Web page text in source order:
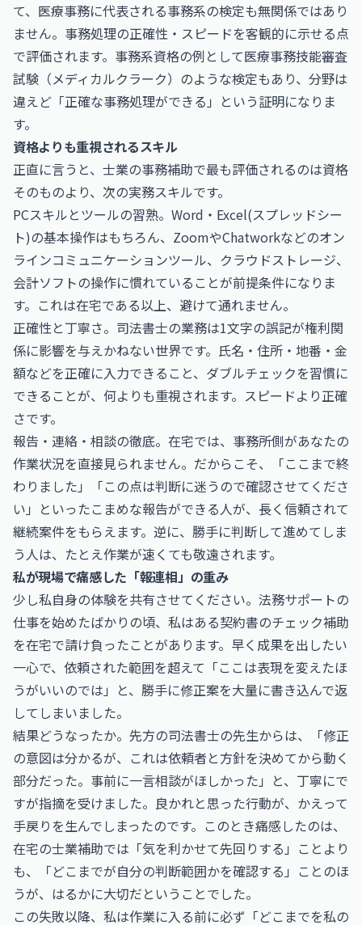
て、医療事務に代表される事務系の検定も無関係ではあり
ません。事務処理の正確性・スピードを客観的に示せる点
で評価されます。事務系資格の例として医療事務技能審査
試験（メディカルクラーク） のような検定もあり、分野は
違えど「正確な事務処理ができる」という証明になりま
す。
資格よりも重視されるスキル
正直に言うと、士業の事務補助で最も評価されるのは資格
そのものより、次の実務スキルです。
PCスキルとツールの習熟。Word・Excel(スプレッドシー
ト)の基本操作はもちろん、ZoomやChatworkなどのオン
ラインコミュニケーションツール、クラウドストレージ、
会計ソフトの操作に慣れていることが前提条件になりま
す。これは在宅である以上、避けて通れません。
正確性と丁寧さ。司法書士の業務は1文字の誤記が権利関
係に影響を与えかねない世界です。氏名・住所・地番・金
額などを正確に入力できること、ダブルチェックを習慣に
できることが、何よりも重視されます。スピードより正確
さです。
報告・連絡・相談の徹底。在宅では、事務所側があなたの
作業状況を直接見られません。だからこそ、「ここまで終
わりました」「この点は判断に迷うので確認させてくださ
い」といったこまめな報告ができる人が、長く信頼されて
継続案件をもらえます。逆に、勝手に判断して進めてしま
う人は、たとえ作業が速くても敬遠されます。
私が現場で痛感した「報連相」の重み
少し私自身の体験を共有させてください。法務サポートの
仕事を始めたばかりの頃、私はある契約書のチェック補助
を在宅で請け負ったことがあります。早く成果を出したい
一心で、依頼された範囲を超えて「ここは表現を変えたほ
うがいいのでは」と、勝手に修正案を大量に書き込んで返
してしまいました。
結果どうなったか。先方の司法書士の先生からは、「修正
の意図は分かるが、これは依頼者と方針を決めてから動く
部分だった。事前に一言相談がほしかった」と、丁寧にで
すが指摘を受けました。良かれと思った行動が、かえって
手戻りを生んでしまったのです。このとき痛感したのは、
在宅の士業補助では「気を利かせて先回りする」ことより
も、「どこまでが自分の判断範囲かを確認する」ことのほ
うが、はるかに大切だということでした。
この失敗以降、私は作業に入る前に必ず「どこまでを私の